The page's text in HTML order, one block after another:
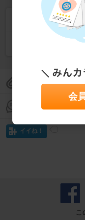
同じ商品の一覧を見
フ
このパーツレビ
イイね！
会